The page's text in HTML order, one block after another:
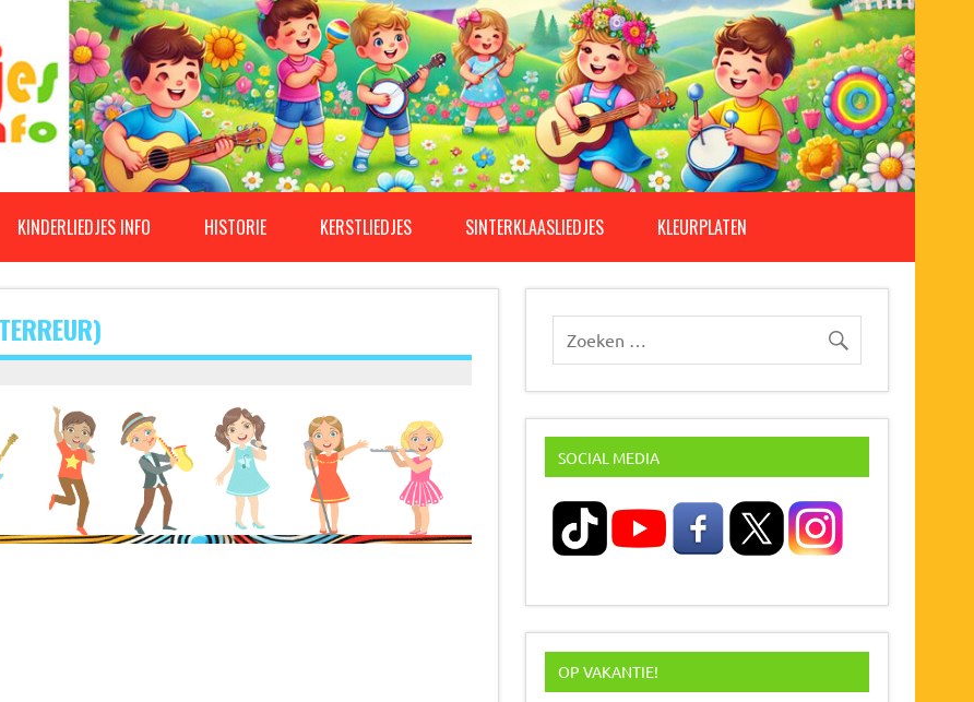
KINDERLIEDJES INFO HISTORIE KERSTLIEDJES SINTERKLAASLIEDJES KLEURPLATEN
SOCIAL MEDIA
OP VAKANTIE!